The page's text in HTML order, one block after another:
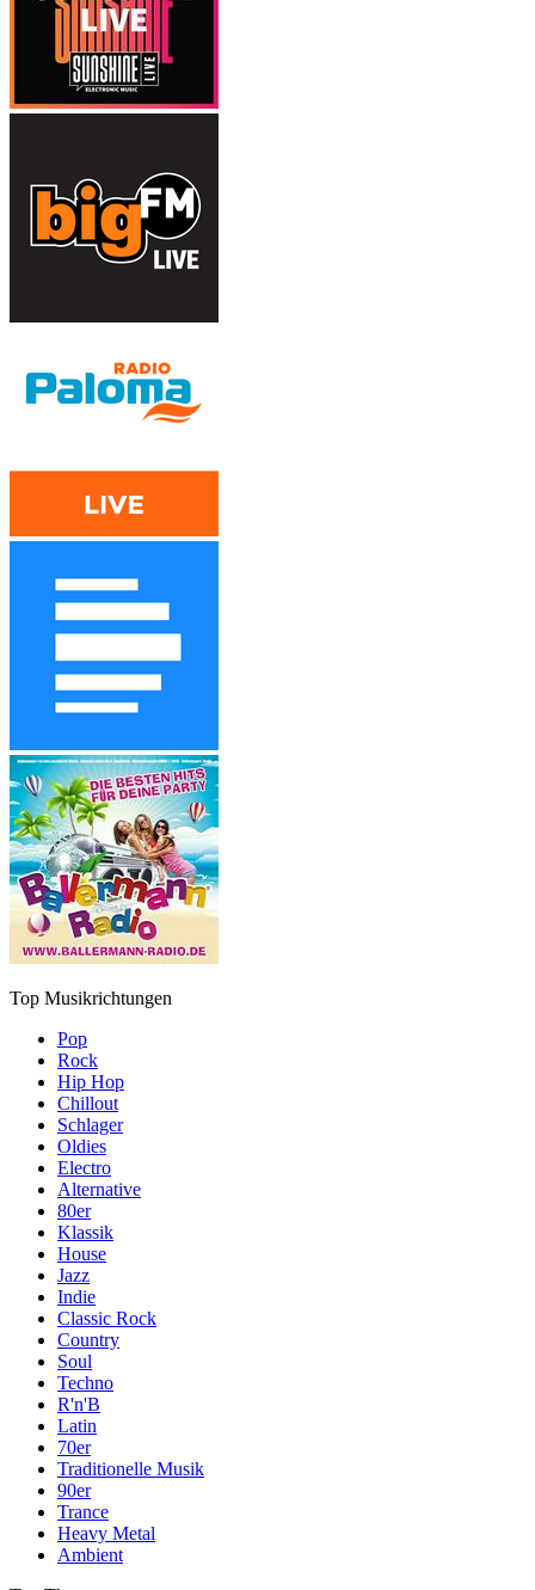
Top Musikrichtungen
Pop
Rock
Hip Hop
Chillout
Schlager
Oldies
Electro
Alternative
80er
Klassik
House
Jazz
Indie
Classic Rock
Country
Soul
Techno
R'n'B
Latin
70er
Traditionelle Musik
90er
Trance
Heavy Metal
Ambient